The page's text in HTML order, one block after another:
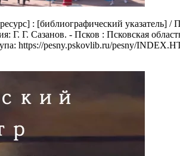
: [библиографический указатель] /
Г. Г. Сазанов. - Псков : Псковская
https://pesny.pskovlib.ru/pesny/